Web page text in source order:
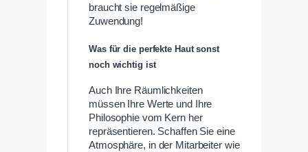
braucht sie regelmäßige
Zuwendung!
Was für die perfekte Haut sonst
noch wichtig ist
Auch Ihre Räumlichkeiten
müssen Ihre Werte und Ihre
Philosophie vom Kern her
repräsentieren. Schaffen Sie eine
Atmosphäre, in der Mitarbeiter wie